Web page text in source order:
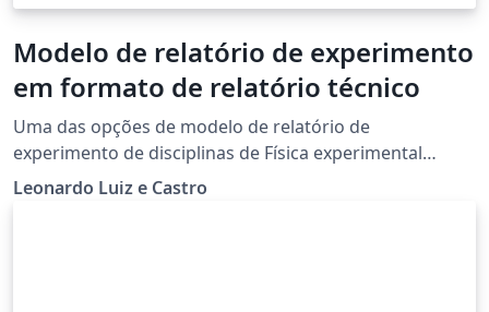
Modelo de relatório de experimento
em formato de relatório técnico
Uma das opções de modelo de relatório de
experimento de disciplinas de Física experimental
ministradas pelo Prof. Leonardo Luiz e Castro. Este
Leonardo Luiz e Castro